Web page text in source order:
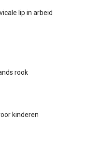
lip in arbeid
rook
kinderen